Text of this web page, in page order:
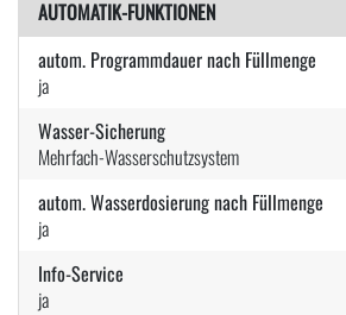
AUTOMATIK-FUNKTIONEN
autom. Programmdauer nach Füllmenge
ja
Wasser-Sicherung
Mehrfach-Wasserschutzsystem
autom. Wasserdosierung nach Füllmenge
ja
Info-Service
ja